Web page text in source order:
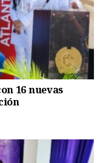
16 nuevas